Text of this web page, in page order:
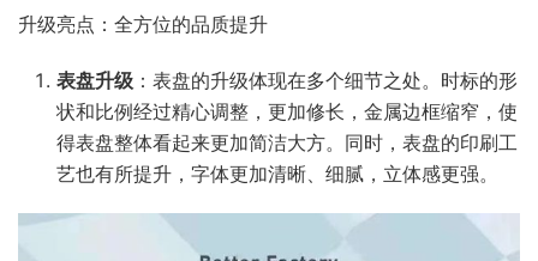
升级亮点：全方位的品质提升​
表盘升级 ：表盘的升级体现在多个细节之处。时标的形
状和比例经过精心调整，更加修长，金属边框缩窄，使
得表盘整体看起来更加简洁大方。同时，表盘的印刷工
艺也有所提升，字体更加清晰、细腻，立体感更强。​